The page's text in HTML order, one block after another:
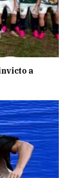
a